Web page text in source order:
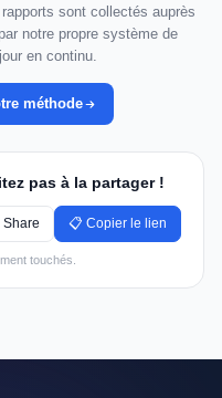
sont collectés auprès
notre propre système de
en continu.
méthode
pas à la partager !
📋 Copier le lien
touchés.